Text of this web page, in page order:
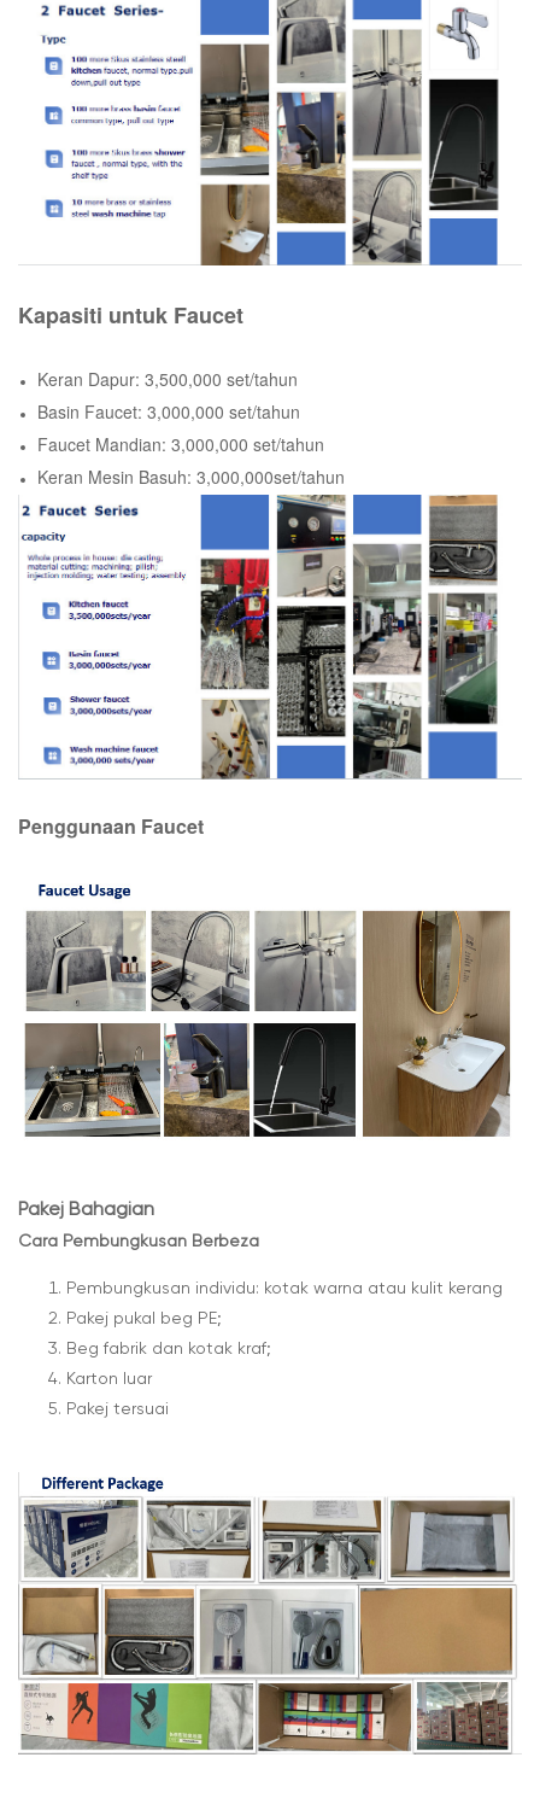
Kapasiti untuk Faucet
Keran Dapur: 3,500,000 set/tahun
Basin Faucet: 3,000,000 set/tahun
Faucet Mandian: 3,000,000 set/tahun
Keran Mesin Basuh: 3,000,000set/tahun
Penggunaan Faucet
Pakej Bahagian
Cara Pembungkusan Berbeza
Pembungkusan individu: kotak warna atau kulit kerang
Pakej pukal beg PE;
Beg fabrik dan kotak kraf;
Karton luar
Pakej tersuai